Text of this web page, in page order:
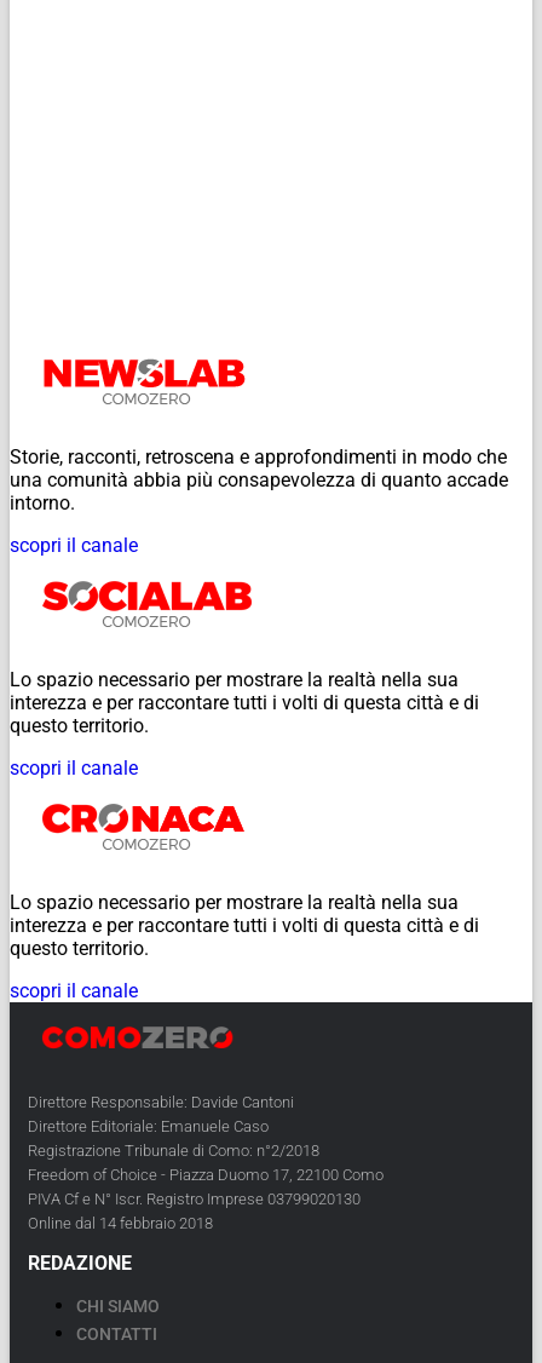
Storie, racconti, retroscena e approfondimenti in modo che
una comunità abbia più consapevolezza di quanto accade
intorno.
scopri il canale
Lo spazio necessario per mostrare la realtà nella sua
interezza e per raccontare tutti i volti di questa città e di
questo territorio.
scopri il canale
Lo spazio necessario per mostrare la realtà nella sua
interezza e per raccontare tutti i volti di questa città e di
questo territorio.
scopri il canale
Direttore Responsabile: Davide Cantoni
Direttore Editoriale: Emanuele Caso
Registrazione Tribunale di Como: n°2/2018
Freedom of Choice - Piazza Duomo 17, 22100 Como
PIVA Cf e N° Iscr. Registro Imprese 03799020130
Online dal 14 febbraio 2018
REDAZIONE
CHI SIAMO
CONTATTI